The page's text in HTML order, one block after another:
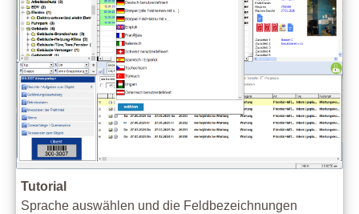
Tutorial
Sprache auswählen und die Feldbezeichnungen